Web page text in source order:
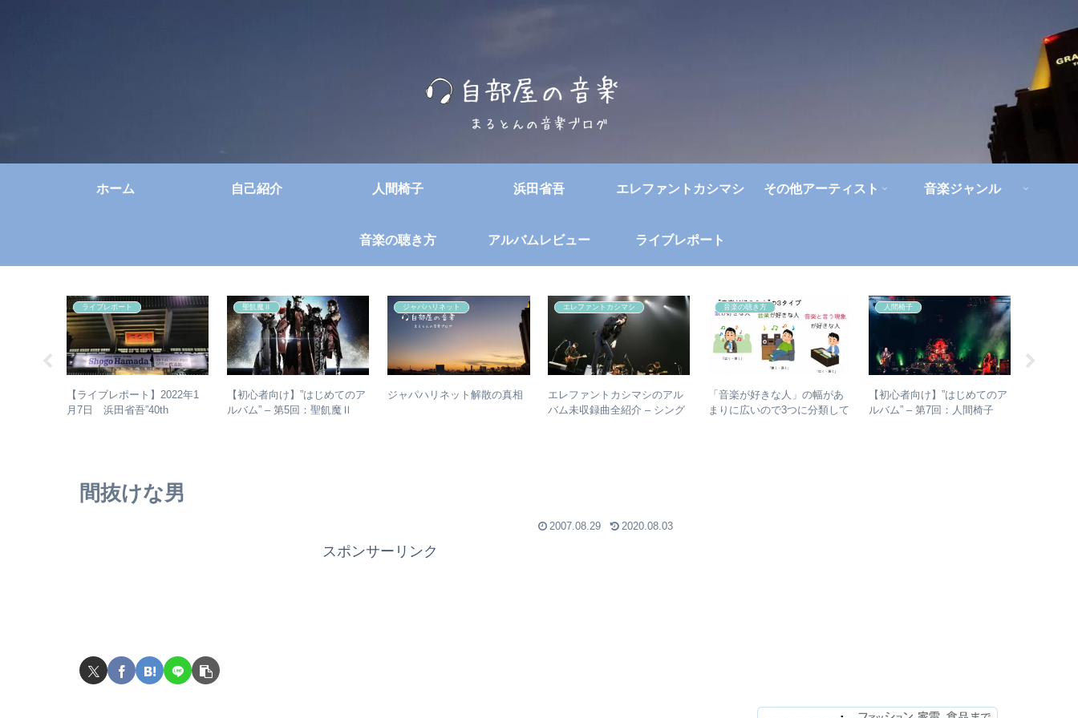
ホーム 自己紹介 人間椅子 浜田省吾 エレファントカシマシ その他アーティスト 音楽ジャンル
音楽の聴き方 アルバムレビュー ライブレポート
ライブレポート
【ライブレポート】2022年1
月7日 浜田省吾”40th
聖飢魔Ⅱ
【初心者向け】”はじめてのア
ルバム” – 第5回：聖飢魔Ⅱ
ジャパハリネット
ジャパハリネット解散の真相
エレファントカシマシ
エレファントカシマシのアル
バム未収録曲全紹介 – シング
音楽の聴き方
「音楽が好きな人」の幅があ
まりに広いので3つに分類して
人間椅子
【初心者向け】”はじめてのア
ルバム” – 第7回：人間椅子
間抜けな男
2007.08.29 2020.08.03
スポンサーリンク